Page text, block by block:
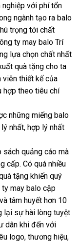
nghiệp với phí tổn
ngành tạo ra balo
trọng tới chất
ty may balo Trí
lựa chọn chất nhất
quà tặng cho ta
viên thiết kế của
hợp theo tiêu chí
những miếng balo
nhất, hợp lý nhất
sách quảng cáo mà
cấp. Có quá nhiều
tặng khiến quý
ty may balo cặp
tâm huyết hơn 10
lại sự hài lòng tuyệt
dân khi đến với
logo, thương hiệu,